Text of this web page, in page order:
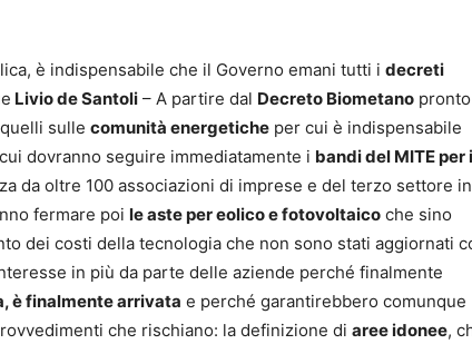
è indispensabile che il Governo emani tutti i decreti
Livio de Santoli – A partire dal Decreto Biometano
sulle comunità energetiche per cui è indispensabile
dovranno seguire immediatamente i bandi del MITE per i
da oltre 100 associazioni di imprese e del terzo settore
fermare poi le aste per eolico e fotovoltaico che sino
dei costi della tecnologia che non sono stati aggiornati
in più da parte delle aziende perché finalmente
è finalmente arrivata e perché garantirebbero comunque
che rischiano: la definizione di aree idonee,